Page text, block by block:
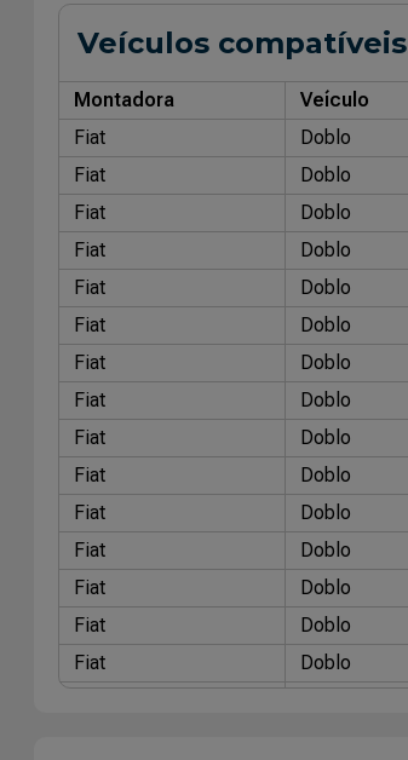
Veículos compatíveis
Montadora Veículo
Fiat
Doblo
Fiat
Doblo
Fiat
Doblo
Fiat
Doblo
Fiat
Doblo
Fiat
Doblo
Fiat
Doblo
Fiat
Doblo
Fiat
Doblo
Fiat
Doblo
Fiat
Doblo
Fiat
Doblo
Fiat
Doblo
Fiat
Doblo
Fiat
Doblo